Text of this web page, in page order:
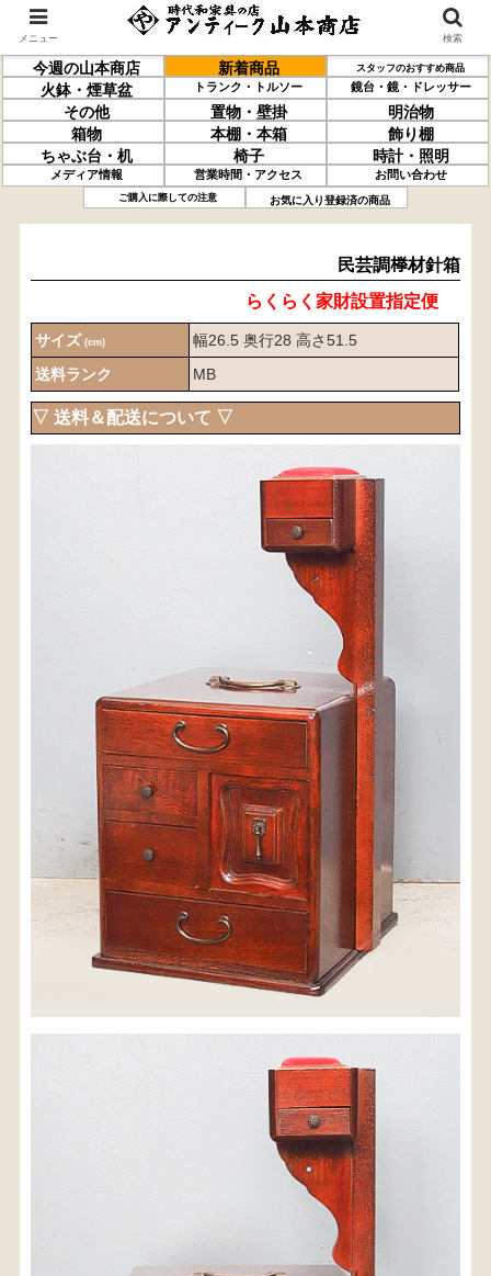
今週の山本商店 新着商品 スタッフのおすすめ商品
火鉢・煙草盆 トランク・トルソー 鏡台・鏡・ドレッサー
その他 置物・壁掛
明治物
箱物
本棚・本箱
飾り棚
ちゃぶ台・机
椅子 時計・照明
メディア情報 営業時間・アクセス お問い合わせ
ご購入に際しての注意 お気に入り登録済の商品
民芸調﨔材 針箱
民芸調﨔材針箱
らくらく家財設置指定便
サイズ (cm)
幅26.5 奥行28 高さ51.5
送料ランク
MB
▽ 送料＆配送について ▽
〈送料について〉
・商品代金に送料は含まれておりません。
・送料は、商品のサイズ・発送先地域によって異なり
・ご購入手続きを進める途中で「宅急便」を選択いた
だくと、自動的に送料が加算されます。
【送料を確認する】
お届け先、送料ランクを選択する事で送料が表
示されます。
お届け先
送料ランク
配送料金(税込)
店舗までお問い合わせ下さい。
03-3468-0853
メニュー 検索